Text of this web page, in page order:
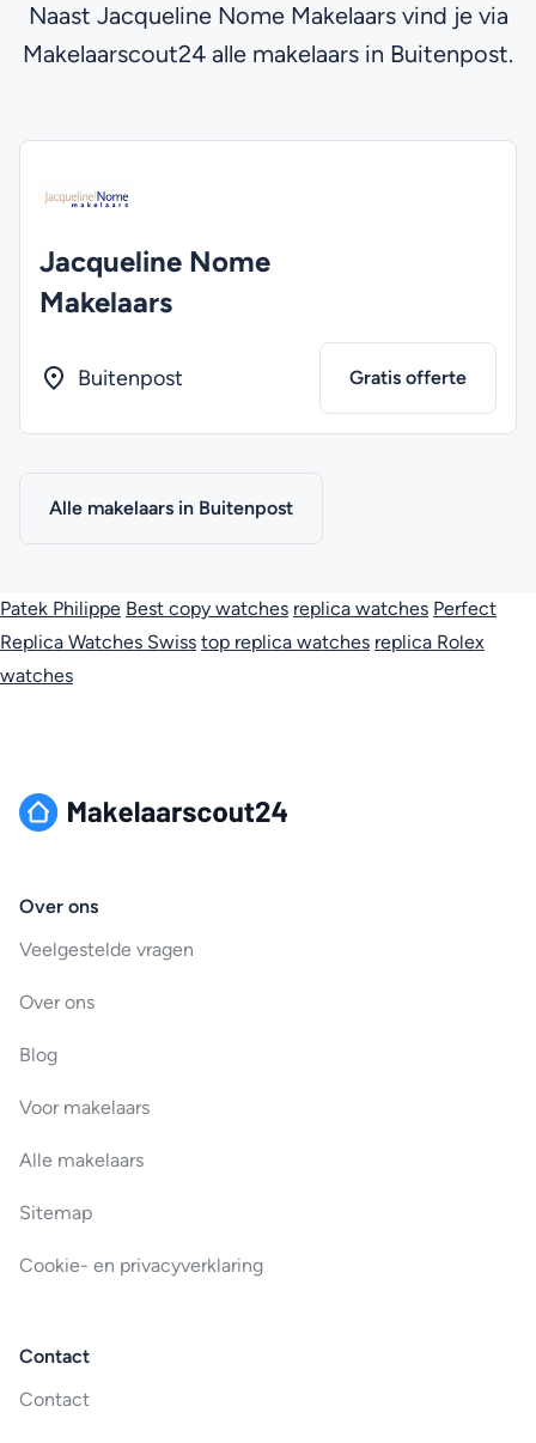
Naast Jacqueline Nome Makelaars vind je via
Makelaarscout24 alle makelaars in Buitenpost.
Jacqueline Nome
Makelaars
Buitenpost Gratis offerte
Alle makelaars in Buitenpost
Patek Philippe Best copy watches replica watches Perfect
Replica Watches Swiss top replica watches replica Rolex
watches
Over ons
Veelgestelde vragen
Over ons
Blog
Voor makelaars
Alle makelaars
Sitemap
Cookie- en privacyverklaring
Contact
Contact